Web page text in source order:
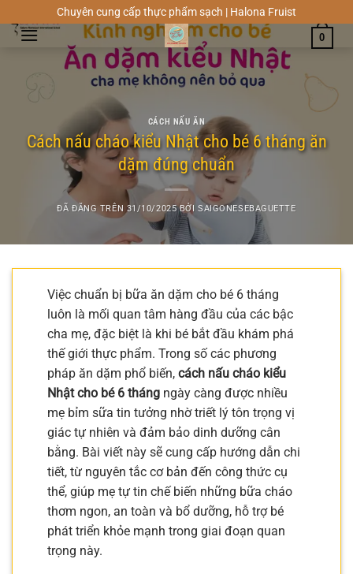
đến
Chuyên cung cấp thực phẩm sạch | Halona Fruist
0
CÁCH NẤU ĂN
Cách nấu cháo kiểu Nhật cho bé 6 tháng ăn
dặm đúng chuẩn
ĐÃ ĐĂNG TRÊN 31/10/2025 BỞISAIGONESEBAGUETTE
Việc chuẩn bị bữa ăn dặm cho bé 6 tháng
luôn là mối quan tâm hàng đầu của các bậc
cha mẹ, đặc biệt là khi bé bắt đầu khám phá
thế giới thực phẩm. Trong số các phương
pháp ăn dặm phổ biến, cách nấu cháo kiểu
Nhật cho bé 6 tháng ngày càng được nhiều
mẹ bỉm sữa tin tưởng nhờ triết lý tôn trọng vị
giác tự nhiên và đảm bảo dinh dưỡng cân
bằng. Bài viết này sẽ cung cấp hướng dẫn chi
tiết, từ nguyên tắc cơ bản đến công thức cụ
thể, giúp mẹ tự tin chế biến những bữa cháo
thơm ngon, an toàn và bổ dưỡng, hỗ trợ bé
phát triển khỏe mạnh trong giai đoạn quan
trọng này.